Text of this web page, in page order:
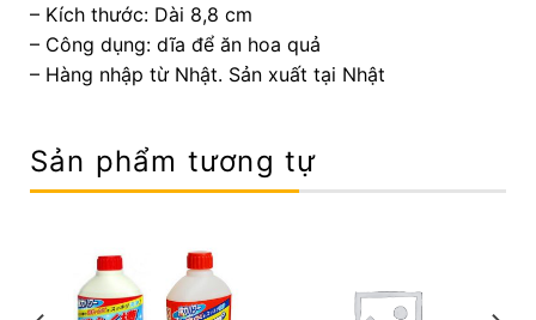
– Kích thước: Dài 8,8 cm
– Công dụng: dĩa để ăn hoa quả
– Hàng nhập từ Nhật. Sản xuất tại Nhật
Sản phẩm tương tự